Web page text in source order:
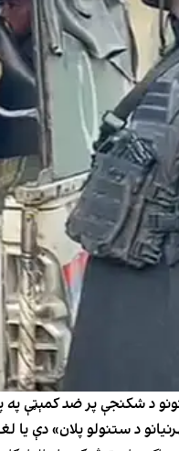
د ستنولو پلان» دې یا